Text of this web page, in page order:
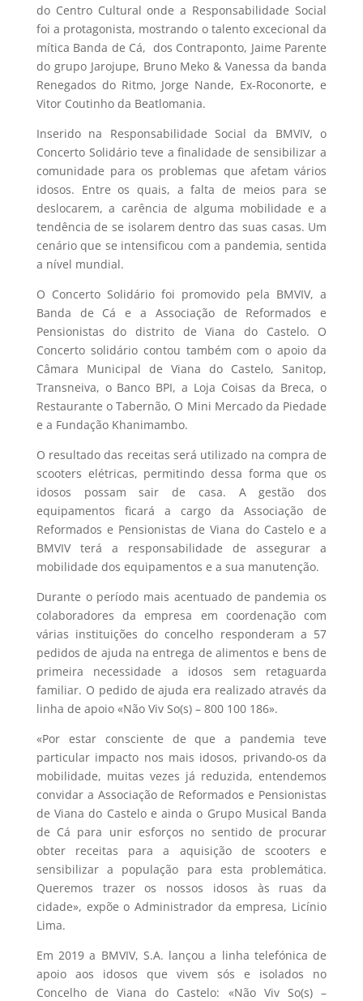
do Centro Cultural onde a Responsabilidade Social
foi a protagonista, mostrando o talento excecional da
mítica Banda de Cá, dos Contraponto, Jaime Parente
do grupo Jarojupe, Bruno Meko & Vanessa da banda
Renegados do Ritmo, Jorge Nande, Ex-Roconorte, e
Vitor Coutinho da Beatlomania.
Inserido na Responsabilidade Social da BMVIV, o
Concerto Solidário teve a finalidade de sensibilizar a
comunidade para os problemas que afetam vários
idosos. Entre os quais, a falta de meios para se
deslocarem, a carência de alguma mobilidade e a
tendência de se isolarem dentro das suas casas. Um
cenário que se intensificou com a pandemia, sentida
a nível mundial.
O Concerto Solidário foi promovido pela BMVIV, a
Banda de Cá e a Associação de Reformados e
Pensionistas do distrito de Viana do Castelo. O
Concerto solidário contou também com o apoio da
Câmara Municipal de Viana do Castelo, Sanitop,
Transneiva, o Banco BPI, a Loja Coisas da Breca, o
Restaurante o Tabernão, O Mini Mercado da Piedade
e a Fundação Khanimambo.
O resultado das receitas será utilizado na compra de
scooters elétricas, permitindo dessa forma que os
idosos possam sair de casa. A gestão dos
equipamentos ficará a cargo da Associação de
Reformados e Pensionistas de Viana do Castelo e a
BMVIV terá a responsabilidade de assegurar a
mobilidade dos equipamentos e a sua manutenção.
Durante o período mais acentuado de pandemia os
colaboradores da empresa em coordenação com
várias instituições do concelho responderam a 57
pedidos de ajuda na entrega de alimentos e bens de
primeira necessidade a idosos sem retaguarda
familiar. O pedido de ajuda era realizado através da
linha de apoio «Não Viv So(s) – 800 100 186».
«Por estar consciente de que a pandemia teve
particular impacto nos mais idosos, privando-os da
mobilidade, muitas vezes já reduzida, entendemos
convidar a Associação de Reformados e Pensionistas
de Viana do Castelo e ainda o Grupo Musical Banda
de Cá para unir esforços no sentido de procurar
obter receitas para a aquisição de scooters e
sensibilizar a população para esta problemática.
Queremos trazer os nossos idosos às ruas da
cidade», expõe o Administrador da empresa, Licínio
Lima.
Em 2019 a BMVIV, S.A. lançou a linha telefónica de
apoio aos idosos que vivem sós e isolados no
Concelho de Viana do Castelo: «Não Viv So(s) –